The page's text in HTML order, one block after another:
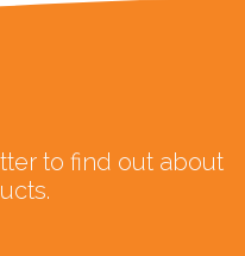
to find out about